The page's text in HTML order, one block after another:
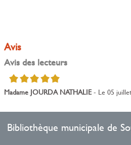
Avis
Avis des lecteurs
5/5
Madame JOURDA NATHALIE- Le 05
Bibliothèque municipale de